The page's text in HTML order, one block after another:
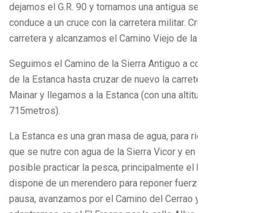
dejamos el G.R. 90 y tomamos una antigua senda que nos
conduce a un cruce con la carretera militar. Cruzamos la
carretera y alcanzamos el Camino Viejo de la Sierra.
Seguimos el Camino de la Sierra Antiguo a coger el Camino
de la Estanca hasta cruzar de nuevo la carretera Mores-
Mainar y llegamos a la Estanca (con una altitud de
715metros).
La Estanca es una gran masa de agua, para riego agrícola,
que se nutre con agua de la Sierra Vicor y en la cual es
posible practicar la pesca, principalmente el barbo y
dispone de un merendero para reponer fuerzas. Tras una
pausa, avanzamos por el Camino del Cerrao y nos